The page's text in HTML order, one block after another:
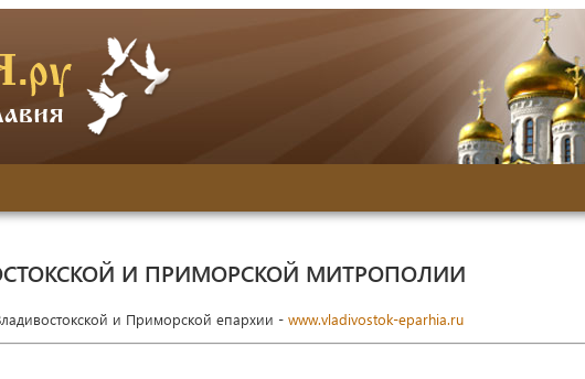
И ПРИМОРСКОЙ МИТРОПОЛИИ
и Приморской епархии - www.vladivostok-eparhia.ru